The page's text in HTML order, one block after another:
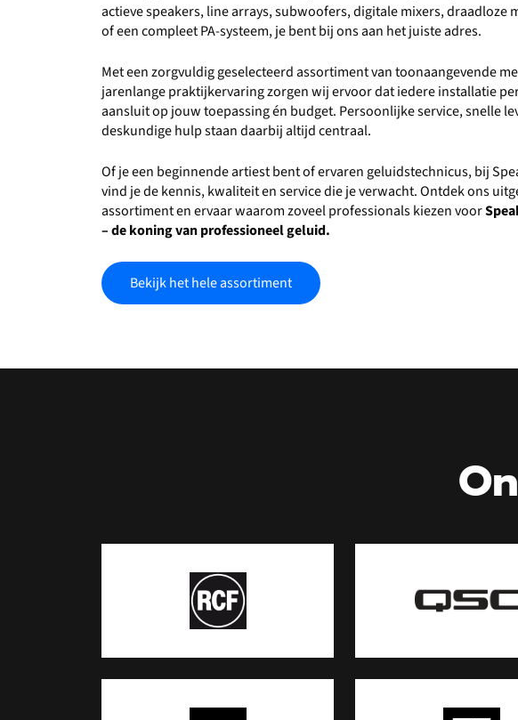
actieve speakers, line arrays, subwoofers, digitale mixers, draadloze
of een compleet PA-systeem, je bent bij ons aan het juiste adres.
Met een zorgvuldig geselecteerd assortiment van toonaangevende
jarenlange praktijkervaring zorgen wij ervoor dat iedere installatie
aansluit op jouw toepassing én budget. Persoonlijke service, snelle
deskundige hulp staan daarbij altijd centraal.
Of je een beginnende artiest bent of ervaren geluidstechnicus, bij
vind je de kennis, kwaliteit en service die je verwacht. Ontdek ons
assortiment en ervaar waarom zoveel professionals kiezen voor
– de koning van professioneel geluid.
Bekijk het hele assortiment